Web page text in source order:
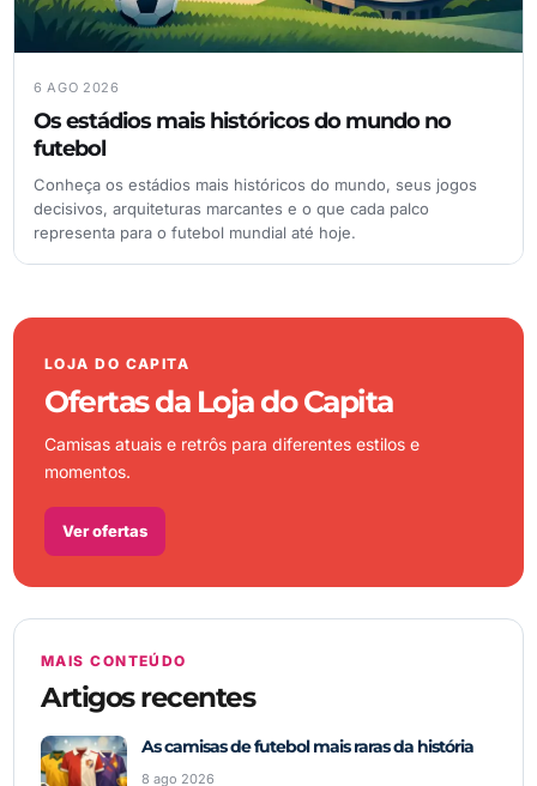
6 AGO 2026
Os estádios mais históricos do mundo no
futebol
Conheça os estádios mais históricos do mundo, seus jogos
decisivos, arquiteturas marcantes e o que cada palco
representa para o futebol mundial até hoje.
LOJA DO CAPITA
Ofertas da Loja do Capita
Camisas atuais e retrôs para diferentes estilos e
momentos.
Ver ofertas
MAIS CONTEÚDO
Artigos recentes
As camisas de futebol mais raras da história
8 ago 2026